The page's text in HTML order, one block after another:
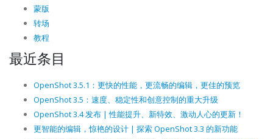
蒙版
转场
教程
最近条目
OpenShot 3.5.1：更快的性能，更流畅的编辑，更佳的预览
OpenShot 3.5：速度、稳定性和创意控制的重大升级
OpenShot 3.4 发布 | 性能提升、新特效、激动人心的更新！
更智能的编辑，惊艳的设计 | 探索 OpenShot 3.3 的新功能